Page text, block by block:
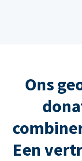
Ons
Een